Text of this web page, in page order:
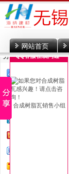
网站首页
分享到
新浪微博
微信
QQ客服在线沟通
合成树脂瓦销售小组